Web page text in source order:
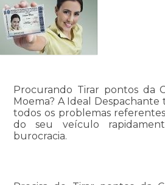
Procurando Tirar pontos da
Moema? A Ideal Despachante
todos os problemas
do seu veículo
burocracia.